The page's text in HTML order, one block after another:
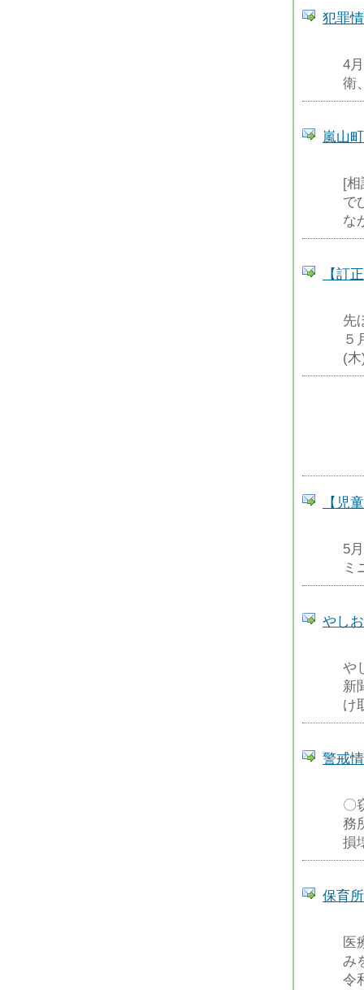
犯罪
4
衛
嵐山
[
で
な
【訂
先
５
(
【児
5
ミ
やし
や
新
け
警戒
〇
務
損
保育
医
み
令